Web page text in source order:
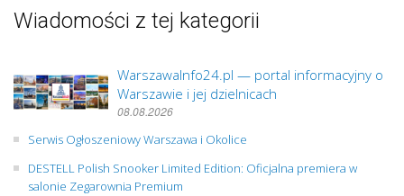
Wiadomości z tej kategorii
WarszawaInfo24.pl — portal informacyjny o
Warszawie i jej dzielnicach
08.08.2026
Serwis Ogłoszeniowy Warszawa i Okolice
DESTELL Polish Snooker Limited Edition: Oficjalna premiera w
salonie Zegarownia Premium